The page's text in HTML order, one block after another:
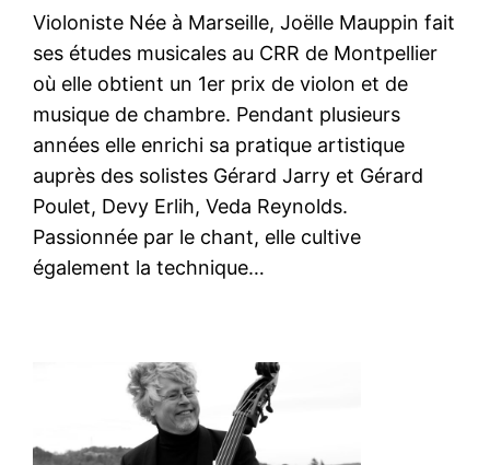
Violoniste Née à Marseille, Joëlle Mauppin fait
ses études musicales au CRR de Montpellier
où elle obtient un 1er prix de violon et de
musique de chambre. Pendant plusieurs
années elle enrichi sa pratique artistique
auprès des solistes Gérard Jarry et Gérard
Poulet, Devy Erlih, Veda Reynolds.
Passionnée par le chant, elle cultive
également la technique…